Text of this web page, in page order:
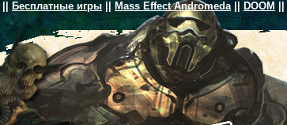
|| Бесплатные игры Mass Effect Andromeda DOOM